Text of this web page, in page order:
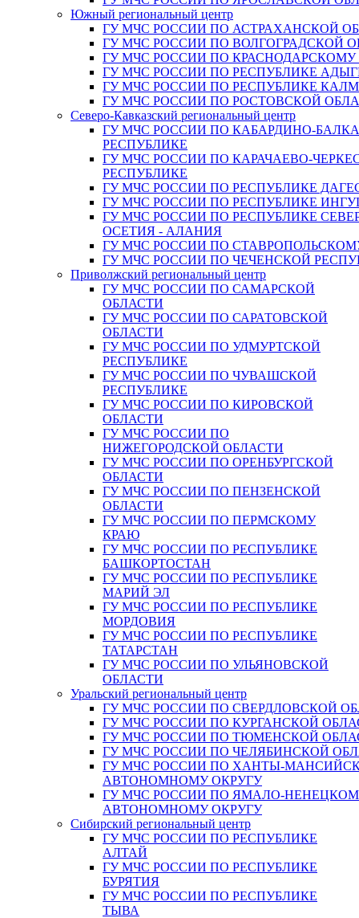
Южный региональный центр
ГУ МЧС РОССИИ ПО АСТРАХАНСКОЙ
ГУ МЧС РОССИИ ПО ВОЛГОГРАДСКОЙ
ГУ МЧС РОССИИ ПО
ГУ МЧС РОССИИ ПО РЕСПУБЛИКЕ
ГУ МЧС РОССИИ ПО РЕСПУБЛИКЕ
ГУ МЧС РОССИИ ПО РОСТОВСКОЙ
Северо-Кавказский региональный центр
ГУ МЧС РОССИИ ПО КАБАРДИНО-
РЕСПУБЛИКЕ
ГУ МЧС РОССИИ ПО КАРАЧАЕВО-
РЕСПУБЛИКЕ
ГУ МЧС РОССИИ ПО РЕСПУБЛИКЕ
ГУ МЧС РОССИИ ПО РЕСПУБЛИКЕ
ГУ МЧС РОССИИ ПО РЕСПУБЛИКЕ
ОСЕТИЯ - АЛАНИЯ
ГУ МЧС РОССИИ ПО
ГУ МЧС РОССИИ ПО ЧЕЧЕНСКОЙ
Приволжский региональный центр
ГУ МЧС РОССИИ ПО САМАРСКОЙ
ОБЛАСТИ
ГУ МЧС РОССИИ ПО САРАТОВСКОЙ
ОБЛАСТИ
ГУ МЧС РОССИИ ПО УДМУРТСКОЙ
РЕСПУБЛИКЕ
ГУ МЧС РОССИИ ПО ЧУВАШСКОЙ
РЕСПУБЛИКЕ
ГУ МЧС РОССИИ ПО КИРОВСКОЙ
ОБЛАСТИ
ГУ МЧС РОССИИ ПО
НИЖЕГОРОДСКОЙ ОБЛАСТИ
ГУ МЧС РОССИИ ПО ОРЕНБУРГСКОЙ
ОБЛАСТИ
ГУ МЧС РОССИИ ПО ПЕНЗЕНСКОЙ
ОБЛАСТИ
ГУ МЧС РОССИИ ПО ПЕРМСКОМУ
КРАЮ
ГУ МЧС РОССИИ ПО РЕСПУБЛИКЕ
БАШКОРТОСТАН
ГУ МЧС РОССИИ ПО РЕСПУБЛИКЕ
МАРИЙ ЭЛ
ГУ МЧС РОССИИ ПО РЕСПУБЛИКЕ
МОРДОВИЯ
ГУ МЧС РОССИИ ПО РЕСПУБЛИКЕ
ТАТАРСТАН
ГУ МЧС РОССИИ ПО УЛЬЯНОВСКОЙ
ОБЛАСТИ
Уральский региональный центр
ГУ МЧС РОССИИ ПО СВЕРДЛОВСКОЙ
ГУ МЧС РОССИИ ПО КУРГАНСКОЙ
ГУ МЧС РОССИИ ПО ТЮМЕНСКОЙ
ГУ МЧС РОССИИ ПО ЧЕЛЯБИНСКОЙ
ГУ МЧС РОССИИ ПО ХАНТЫ-
АВТОНОМНОМУ ОКРУГУ
ГУ МЧС РОССИИ ПО ЯМАЛО-
АВТОНОМНОМУ ОКРУГУ
Сибирский региональный центр
ГУ МЧС РОССИИ ПО РЕСПУБЛИКЕ
АЛТАЙ
ГУ МЧС РОССИИ ПО РЕСПУБЛИКЕ
БУРЯТИЯ
ГУ МЧС РОССИИ ПО РЕСПУБЛИКЕ
ТЫВА